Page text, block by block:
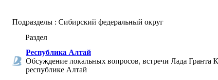
Подразделы : Сибирский федеральный округ
Раздел
Республика Алтай
Обсуждение локальных вопросов, встречи Лада Гранта
республике Алтай